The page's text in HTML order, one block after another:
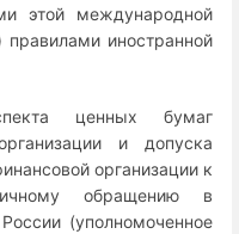
этой международной
правилами иностранной
ценных бумаг
и допуска
организации к
обращению в
(уполномоченное